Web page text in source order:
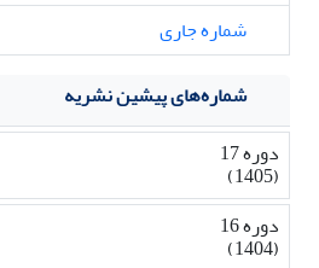
شماره جاری
شماره‌های پیشین نشریه
دوره 17
(1405)
دوره 16
(1404)